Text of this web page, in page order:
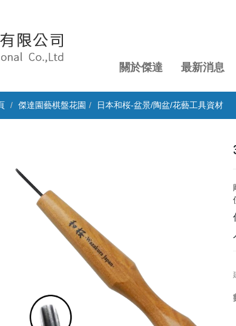
關於傑達 最新消息
傑達園藝棋盤花園 日本和桜-盆景/陶盆/花藝工具資材